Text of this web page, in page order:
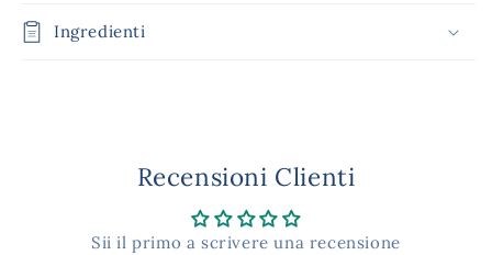
Ingredienti
Recensioni Clienti
Sii il primo a scrivere una recensione